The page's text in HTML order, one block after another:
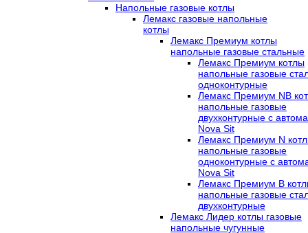
Напольные газовые котлы
Лемакс газовые напольные
котлы
Лемакс Премиум котлы
напольные газовые стальные
Лемакс Премиум котлы
напольные газовые
одноконтурные
Лемакс Премиум NB
напольные газовые
двухконтурные c
Nova Sit
Лемакс Премиум N
напольные газовые
одноконтурные c
Nova Sit
Лемакс Премиум B
напольные газовые
двухконтурные
Лемакс Лидер котлы газовые
напольные чугунные